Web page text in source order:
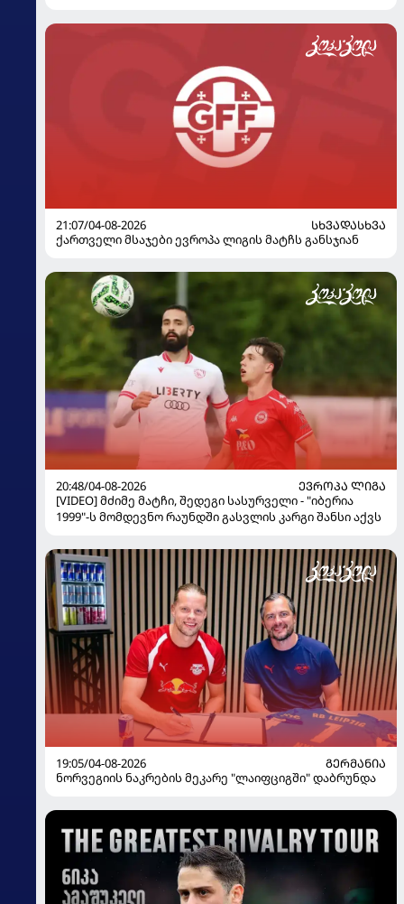
21:07/04-08-2026
ᲡᲮᲕᲐᲓᲐᲡᲮᲕᲐ
ქართველი მსაჯები ევროპა ლიგის მატჩს განსჯიან
20:48/04-08-2026
ᲔᲕᲠᲝᲞᲐ ᲚᲘᲒᲐ
[VIDEO] მძიმე მატჩი, შედეგი სასურველი - "იბერია
1999"-ს მომდევნო რაუნდში გასვლის კარგი შანსი აქვს
19:05/04-08-2026
ᲒᲔᲠᲛᲐᲜᲘᲐ
ნორვეგიის ნაკრების მეკარე "ლაიფციგში" დაბრუნდა